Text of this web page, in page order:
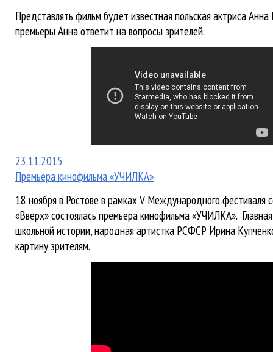
Представлять фильм будет известная польская актриса Анна
премьеры Анна ответит на вопросы зрителей.
23.11.2015
Премьера кинофильма «УЧИЛКА»
18 ноября в Ростове в рамках V Международного фестиваля
«Вверх» состоялась премьера кинофильма «УЧИЛКА».
школьной истории, народная артистка РСФСР Ирина
картину зрителям.